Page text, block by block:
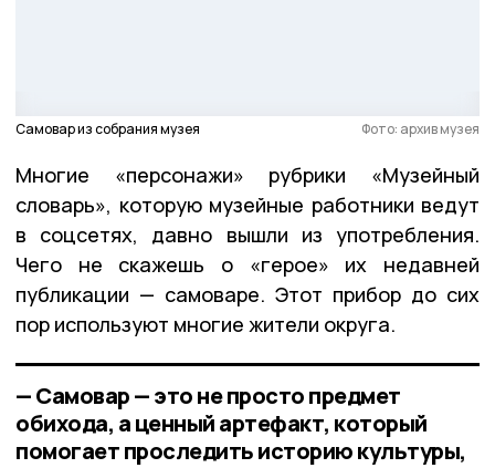
Самовар из собрания музея Фото: архив музея
Многие «персонажи» рубрики «Музейный
словарь», которую музейные работники ведут
в соцсетях, давно вышли из употребления.
Чего не скажешь о «герое» их недавней
публикации — самоваре. Этот прибор до сих
пор используют многие жители округа.
— Самовар — это не просто предмет
обихода, а ценный артефакт, который
помогает проследить историю культуры,